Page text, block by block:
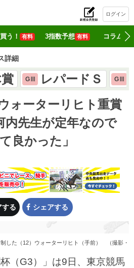
ログイン
う！ 有料 3指数予想 有料 コラム
詳細
GⅢ レパードＳ GⅢ
ォーターリヒト重賞
先生が定年なので
良かった」
する シェアする
した（12）ウォーターリヒト（手前） （撮影・
（G3）」は9日、東京競馬